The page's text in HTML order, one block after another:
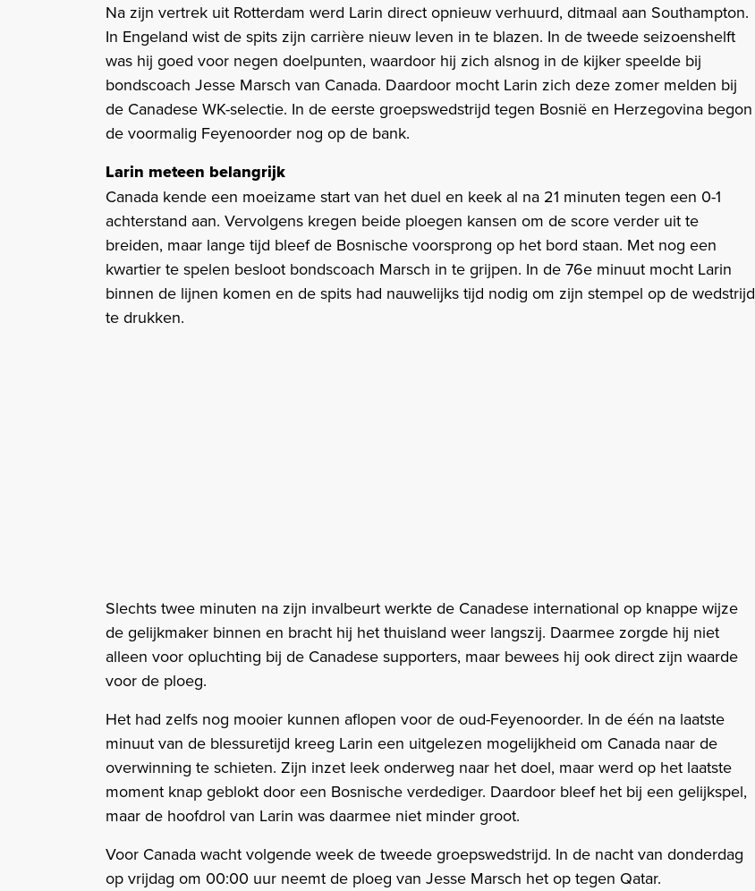
Na zijn vertrek uit Rotterdam werd Larin direct opnieuw verhuurd, ditmaal aan Southampton.
In Engeland wist de spits zijn carrière nieuw leven in te blazen. In de tweede seizoenshelft
was hij goed voor negen doelpunten, waardoor hij zich alsnog in de kijker speelde bij
bondscoach Jesse Marsch van Canada. Daardoor mocht Larin zich deze zomer melden bij
de Canadese WK-selectie. In de eerste groepswedstrijd tegen Bosnië en Herzegovina begon
de voormalig Feyenoorder nog op de bank.
Larin meteen belangrijk
Canada kende een moeizame start van het duel en keek al na 21 minuten tegen een 0-1
achterstand aan. Vervolgens kregen beide ploegen kansen om de score verder uit te
breiden, maar lange tijd bleef de Bosnische voorsprong op het bord staan. Met nog een
kwartier te spelen besloot bondscoach Marsch in te grijpen. In de 76e minuut mocht Larin
binnen de lijnen komen en de spits had nauwelijks tijd nodig om zijn stempel op de wedstrijd
te drukken.
Slechts twee minuten na zijn invalbeurt werkte de Canadese international op knappe wijze
de gelijkmaker binnen en bracht hij het thuisland weer langszij. Daarmee zorgde hij niet
alleen voor opluchting bij de Canadese supporters, maar bewees hij ook direct zijn waarde
voor de ploeg.
Het had zelfs nog mooier kunnen aflopen voor de oud-Feyenoorder. In de één na laatste
minuut van de blessuretijd kreeg Larin een uitgelezen mogelijkheid om Canada naar de
overwinning te schieten. Zijn inzet leek onderweg naar het doel, maar werd op het laatste
moment knap geblokt door een Bosnische verdediger. Daardoor bleef het bij een gelijkspel,
maar de hoofdrol van Larin was daarmee niet minder groot.
Voor Canada wacht volgende week de tweede groepswedstrijd. In de nacht van donderdag
op vrijdag om 00:00 uur neemt de ploeg van Jesse Marsch het op tegen Qatar.